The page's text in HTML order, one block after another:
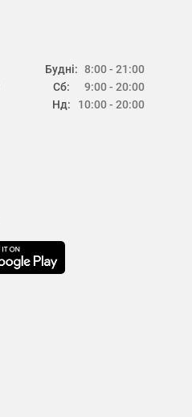
Будні:
Сб:
Нд:
8:00 - 21:00
9:00 - 20:00
10:00 - 20:00